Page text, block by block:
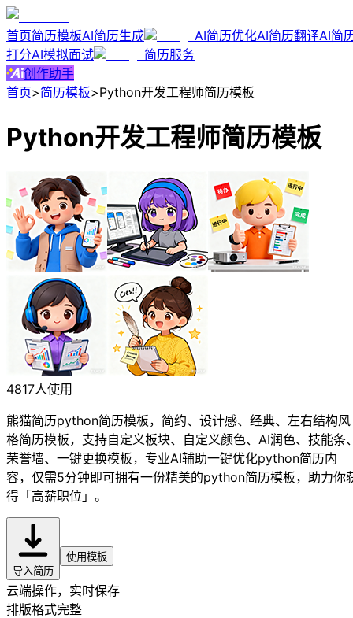
首页简历模板AI简历生成 AI简历优化AI简历翻译AI简
打分AI模拟面试
简历服务
创作助手
首页>简历模板>Python开发工程师简历模板
Python开发工程师简历模板
4817人使用
熊猫简历python简历模板，简约、设计感、经典、左右结构风
格简历模板，支持自定义板块、自定义颜色、AI润色、技能条
荣誉墙、一键更换模板，专业AI辅助一键优化python简历内
容，仅需5分钟即可拥有一份精美的python简历模板，助力你
得「高薪职位」。
导入简历
使用模板
云端操作，实时保存
排版格式完整